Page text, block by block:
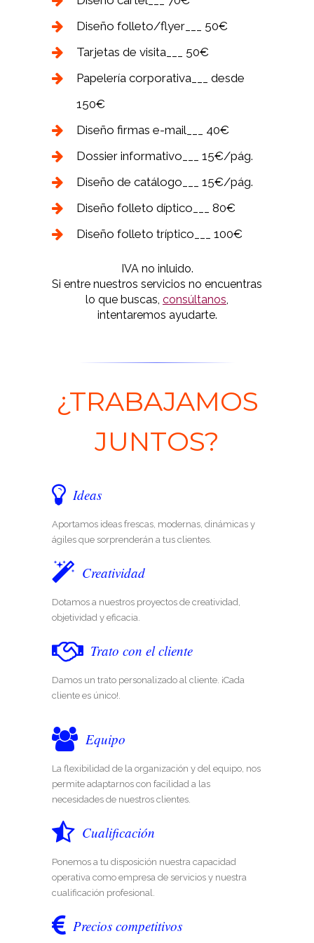
Diseño folleto/flyer___ 50€
Tarjetas de visita___ 50€
Papelería corporativa___ desde
150€
Diseño firmas e-mail___ 40€
Dossier informativo___ 15€/pág.
Diseño de catálogo___ 15€/pág.
Diseño folleto díptico___ 80€
Diseño folleto tríptico___ 100€
IVA no inluido.
Si entre nuestros servicios no encuentras
lo que buscas, consúltanos,
intentaremos ayudarte.
¿TRABAJAMOS
JUNTOS?
Ideas
Aportamos ideas frescas, modernas, dinámicas y
ágiles que sorprenderán a tus clientes.
Creatividad
Dotamos a nuestros proyectos de creatividad,
objetividad y eficacia.
Trato con el cliente
Damos un trato personalizado al cliente. ¡Cada
cliente es único!.
Equipo
La flexibilidad de la organización y del equipo, nos
permite adaptarnos con facilidad a las
necesidades de nuestros clientes.
Cualificación
Ponemos a tu disposición nuestra capacidad
operativa como empresa de servicios y nuestra
cualificación profesional.
Precios competitivos